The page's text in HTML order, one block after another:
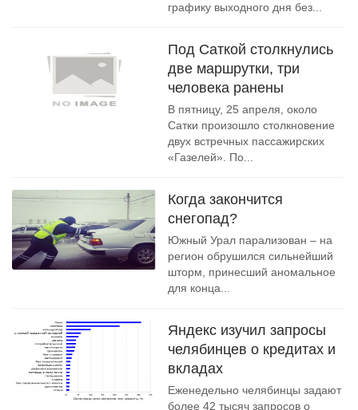
графику выходного дня без...
Под Саткой столкнулись
две маршрутки, три
человека ранены
В пятницу, 25 апреля, около
Сатки произошло столкновение
двух встречных пассажирских
«Газелей». По...
Когда закончится
снегопад?
Южный Урал парализован – на
регион обрушился сильнейший
шторм, принесший аномальное
для конца...
Яндекс изучил запросы
челябинцев о кредитах и
вкладах
Еженедельно челябинцы задают
более 42 тысяч запросов о